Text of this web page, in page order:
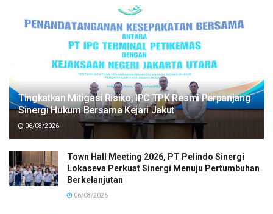
Tingkatkan Mitigasi Risiko, IPC TPK Resmi Perpanjang
Sinergi Hukum Bersama Kejari Jakut
06/08/2026
Town Hall Meeting 2026, PT Pelindo Sinergi
Lokaseva Perkuat Sinergi Menuju Pertumbuhan
Berkelanjutan
06/08/2026